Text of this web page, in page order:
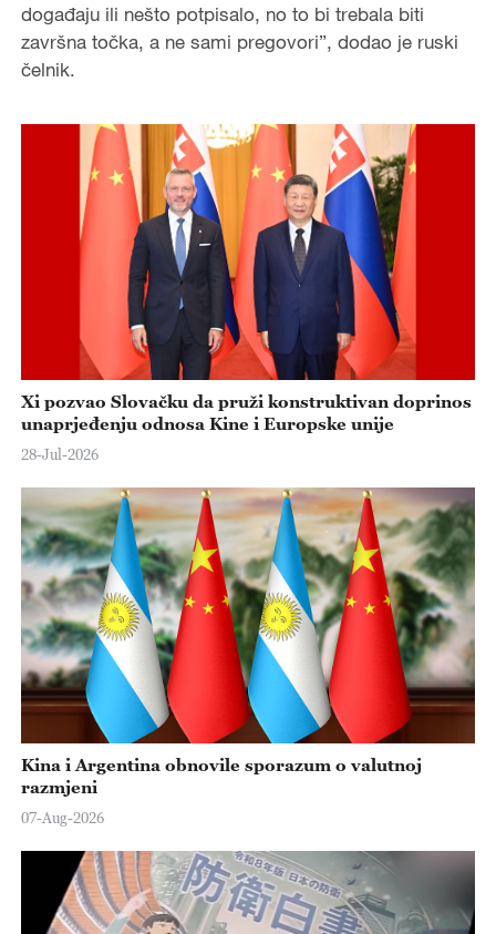
događaju ili nešto potpisalo, no to bi trebala biti
završna točka, a ne sami pregovori”, dodao je ruski
čelnik.
Xi pozvao Slovačku da pruži konstruktivan doprinos
unaprjeđenju odnosa Kine i Europske unije
28-Jul-2026
Kina i Argentina obnovile sporazum o valutnoj
razmjeni
07-Aug-2026